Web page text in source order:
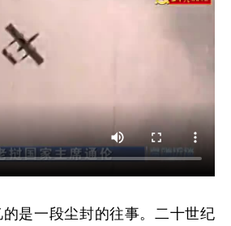
是一段尘封的往事。二十世纪